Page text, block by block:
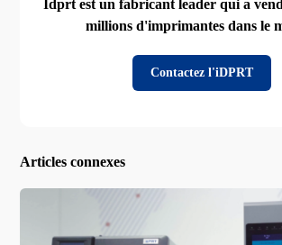
Idprt est un fabricant leader qui a
millions d'imprimantes dans le
Contactez l'iDPRT
Articles connexes